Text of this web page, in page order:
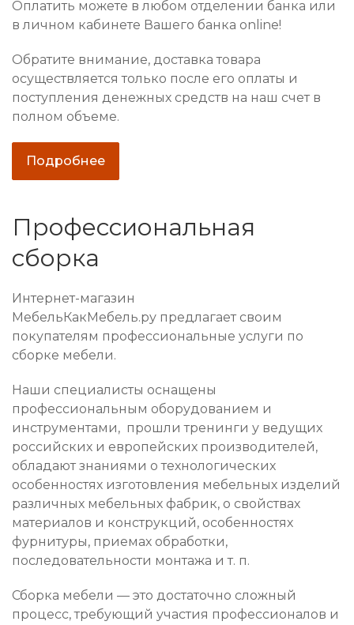
Оплатить можете в любом отделении банка или
в личном кабинете Вашего банка online!
Обратите внимание, доставка товара
осуществляется только после его оплаты и
поступления денежных средств на наш счет в
полном объеме.
Подробнее
Профессиональная
сборка
Интернет-магазин
МебельКакМебель.ру предлагает своим
покупателям профессиональные услуги по
сборке мебели.
Наши специалисты оснащены
профессиональным оборудованием и
инструментами, прошли тренинги у ведущих
российских и европейских производителей,
обладают знаниями о технологических
особенностях изготовления мебельных изделий
различных мебельных фабрик, о свойствах
материалов и конструкций, особенностях
фурнитуры, приемах обработки,
последовательности монтажа и т. п.
Сборка мебели — это достаточно сложный
процесс, требующий участия профессионалов и